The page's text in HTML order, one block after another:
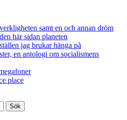
samt en och annan dröm
här sidan planeten
jag brukar hänga på
en antologi om socialismens
place